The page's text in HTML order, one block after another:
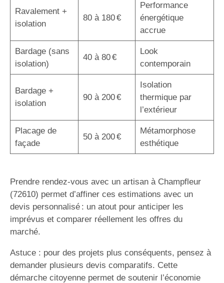
Ravalement +
isolation
80 à 180 €
Performance
énergétique
accrue
Bardage (sans
isolation)
40 à 80 €
Look
contemporain
Bardage +
isolation
90 à 200 €
Isolation
thermique par
l’extérieur
Placage de
façade
50 à 200 €
Métamorphose
esthétique
Prendre rendez-vous avec un artisan à Champfleur
(72610) permet d’affiner ces estimations avec un
devis personnalisé : un atout pour anticiper les
imprévus et comparer réellement les offres du
marché.
Astuce : pour des projets plus conséquents, pensez à
demander plusieurs devis comparatifs. Cette
démarche citoyenne permet de soutenir l’économie